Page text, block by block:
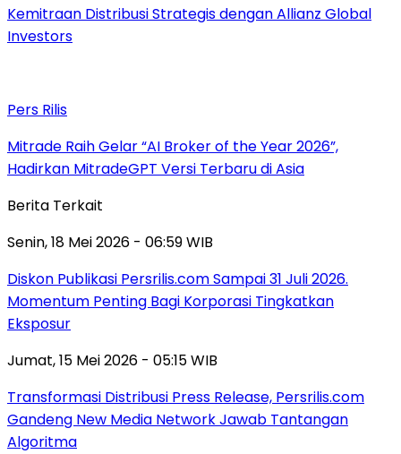
Kemitraan Distribusi Strategis dengan Allianz Global
Investors
Pers Rilis
Mitrade Raih Gelar “AI Broker of the Year 2026”,
Hadirkan MitradeGPT Versi Terbaru di Asia
Berita Terkait
Senin, 18 Mei 2026 - 06:59 WIB
Diskon Publikasi Persrilis.com Sampai 31 Juli 2026.
Momentum Penting Bagi Korporasi Tingkatkan
Eksposur
Jumat, 15 Mei 2026 - 05:15 WIB
Transformasi Distribusi Press Release, Persrilis.com
Gandeng New Media Network Jawab Tantangan
Algoritma